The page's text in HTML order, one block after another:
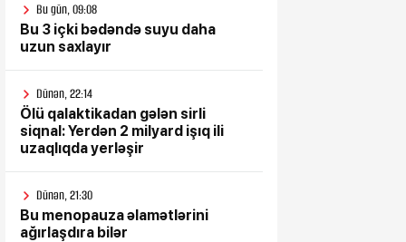
Bu gün, 09:08
Bu 3 içki bədəndə suyu daha
uzun saxlayır
Dünən, 22:14
Ölü qalaktikadan gələn sirli
siqnal: Yerdən 2 milyard işıq ili
uzaqlıqda yerləşir
Dünən, 21:30
Bu menopauza əlamətlərini
ağırlaşdıra bilər